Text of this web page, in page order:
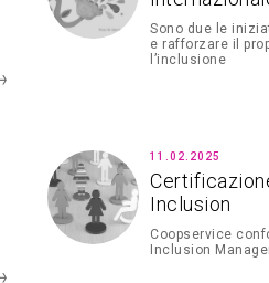
Sono due le
e rafforzare il
l’inclusione
11.02.2025
Inclusion
Coopservice
Inclusion